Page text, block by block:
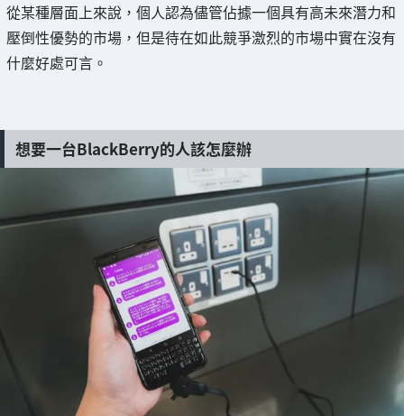
從某種層面上來說，個人認為儘管佔據一個具有高未來潛力和
壓倒性優勢的市場，但是待在如此競爭激烈的市場中實在沒有
什麼好處可言。
想要一台BlackBerry的人該怎麼辦